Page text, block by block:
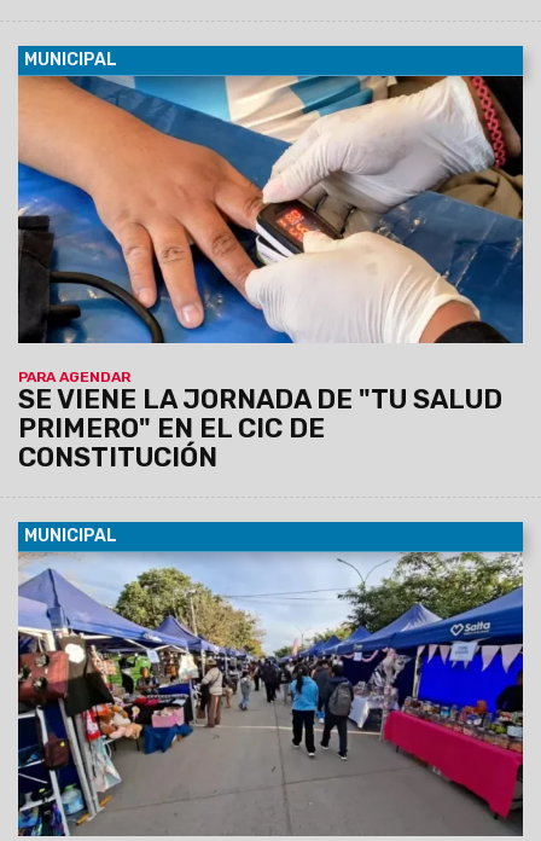
MUNICIPAL
PARA AGENDAR
SE VIENE LA JORNADA DE "TU SALUD
PRIMERO" EN EL CIC DE
CONSTITUCIÓN
07/08/2026 Será el viernes 7 de agosto de 9 a 12 en el
predio municipal de zona este. Habrá servicios médicos,
odontológicos, nutricionistas, enfermería y otros. La atención
será por orden de llegada y estará destinada a vecinos de la
zona que requieran controles y asesoramiento en salud.
MUNICIPAL
07/08/2026
La actividad se llevará a cabo el sábado 8 de
agosto, de 12 a 19 horas, en barrio Grand Bourg. Se espera
una gran convocatoría, ya que habrá 110 emprendedores y el
precio máximo permitido por producto o combo será de
$20.000.